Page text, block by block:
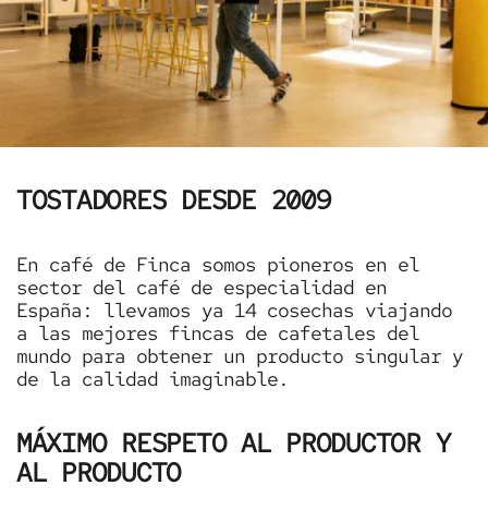
TOSTADORES DESDE 2009
En café de Finca somos pioneros en el
sector del café de especialidad en
España: llevamos ya 14 cosechas viajando
a las mejores fincas de cafetales del
mundo para obtener un producto singular y
de la calidad imaginable.
MÁXIMO RESPETO AL PRODUCTOR Y
AL PRODUCTO